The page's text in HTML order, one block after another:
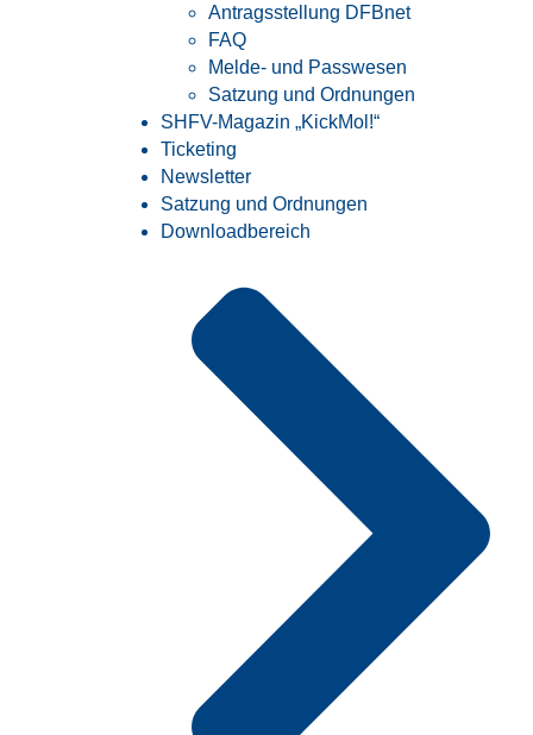
Antragsstellung DFBnet
FAQ
Melde- und Passwesen
Satzung und Ordnungen
SHFV-Magazin „KickMol!“
Ticketing
Newsletter
Satzung und Ordnungen
Downloadbereich